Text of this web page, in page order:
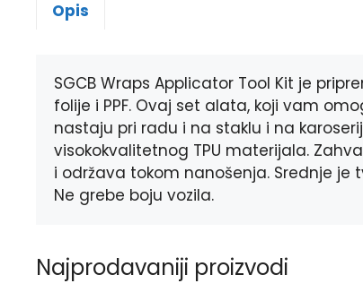
Opis
SGCB Wraps Applicator Tool Kit je
folije i PPF. Ovaj set alata, koji vam
nastaju pri radu i na staklu i na
visokokvalitetnog TPU materijala.
i održava tokom nanošenja. Srednje je
Ne grebe boju vozila.
Najprodavaniji proizvodi